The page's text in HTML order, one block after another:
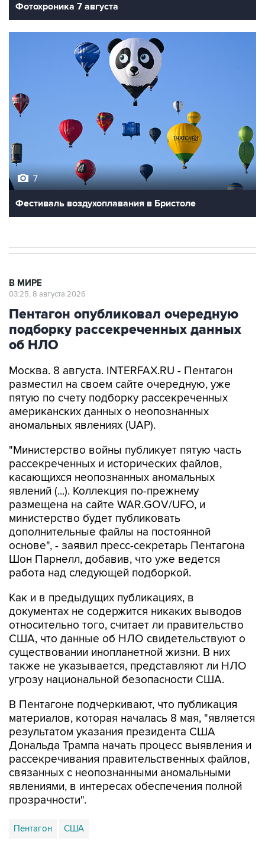
Фотохроника 7 августа
7
Фестиваль воздухоплавания в Бристоле
В МИРЕ
03:25, 8 августа 2026
Пентагон опубликовал очередную
подборку рассекреченных данных
об НЛО
Москва. 8 августа. INTERFAX.RU - Пентагон
разместил на своем сайте очередную, уже
пятую по счету подборку рассекреченных
американских данных о неопознанных
аномальных явлениях (UAP).
"Министерство войны публикует пятую часть
рассекреченных и исторических файлов,
касающихся неопознанных аномальных
явлений (...). Коллекция по-прежнему
размещена на сайте WAR.GOV/UFO, и
министерство будет публиковать
дополнительные файлы на постоянной
основе", - заявил пресс-секретарь Пентагона
Шон Парнелл, добавив, что уже ведется
работа над следующей подборкой.
Как и в предыдущих публикациях, в
документах не содержится никаких выводов
относительно того, считает ли правительство
США, что данные об НЛО свидетельствуют о
существовании инопланетной жизни. В них
также не указывается, представляют ли НЛО
угрозу национальной безопасности США.
В Пентагоне подчеркивают, что публикация
материалов, которая началась 8 мая, "является
результатом указания президента США
Дональда Трампа начать процесс выявления и
рассекречивания правительственных файлов,
связанных с неопознанными аномальными
явлениями, в интересах обеспечения полной
прозрачности".
Пентагон США